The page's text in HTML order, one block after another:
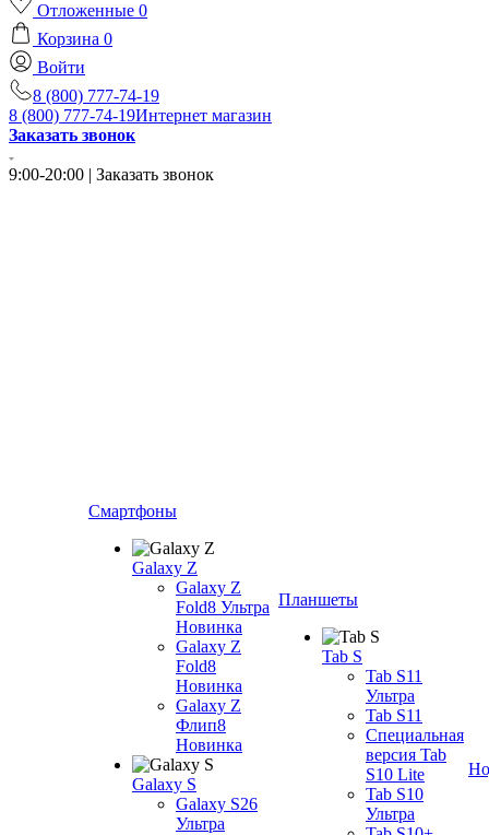
Отложенные 0
Корзина 0
Войти
8 (800) 777-74-19
8 (800) 777-74-19Интернет магазин
Заказать звонок
9:00-20:00 | Заказать звонок
Смартфоны
Galaxy Z
Galaxy Z
Fold8 Ультра
Новинка
Galaxy Z
Fold8
Новинка
Galaxy Z
Флип8
Новинка
Galaxy S
Galaxy S26
Ультра
Планшеты
Tab S
Tab S11
Ультра
Tab S11
Специальная
версия Tab
S10 Lite
Tab S10
Ультра